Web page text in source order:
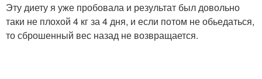
Эту диету я уже пробовала и результат был довольно
таки не плохой 4 кг за 4 дня, и если потом не обьедаться,
то сброшенный вес назад не возвращается.